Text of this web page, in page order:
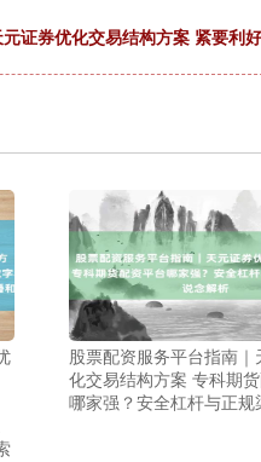
证券优化交易结构方案 紧要利
股票配资服务平台指南｜
化交易结构方案 专科期
哪家强？安全杠杆与正规